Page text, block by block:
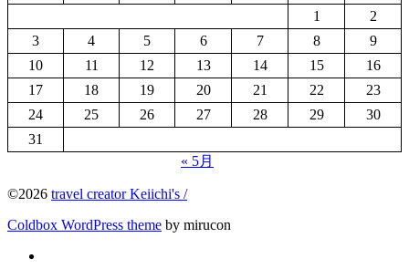
1
2
3
4 5 6 7 8
9
10
11 12 13 14 15
16
17
18 19 20 21 22
23
24
25 26 27 28 29
30
31
« 5月
©2026 travel creator Keiichi's /
Coldbox WordPress theme by mirucon